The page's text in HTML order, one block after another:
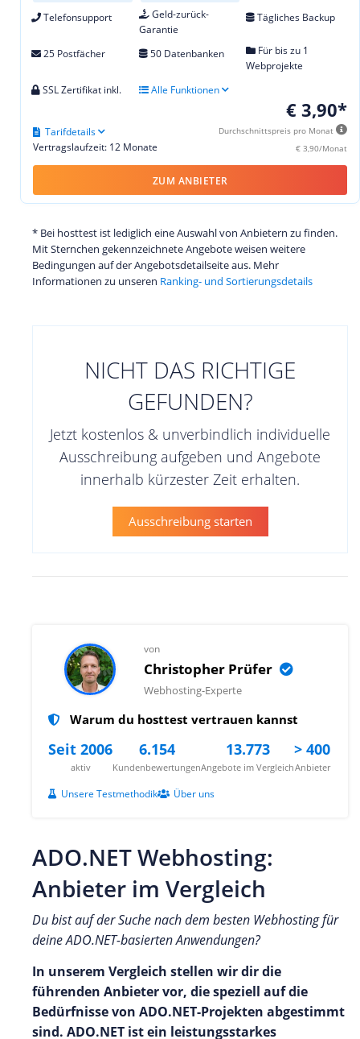
Telefonsupport
Geld-zurück-
Garantie
Tägliches Backup
25 Postfächer 50 Datenbanken
Für bis zu 1
Webprojekte
SSL Zertifikat inkl.
Alle Funktionen
€ 3,90*
Durchschnittspreis pro Monat
€ 3,90/Monat
Vertragslaufzeit: 12 Monate
Tarifdetails
ZUM ANBIETER
* Bei hosttest ist lediglich eine Auswahl von Anbietern zu finden.
Mit Sternchen gekennzeichnete Angebote weisen weitere
Bedingungen auf der Angebotsdetailseite aus. Mehr
Informationen zu unseren Ranking- und Sortierungsdetails
NICHT DAS RICHTIGE
GEFUNDEN?
Jetzt kostenlos & unverbindlich individuelle
Ausschreibung aufgeben und Angebote
innerhalb kürzester Zeit erhalten.
Ausschreibung starten
von
Christopher Prüfer
Webhosting-Experte
Warum du hosttest vertrauen kannst
Seit 2006
aktiv
6.154
Kundenbewertungen
13.773
Angebote im Vergleich
> 400
Anbieter
Unsere Testmethodik Über uns
ADO.NET Webhosting:
Anbieter im Vergleich
Du bist auf der Suche nach dem besten Webhosting für
deine ADO.NET-basierten Anwendungen?
In unserem Vergleich stellen wir dir die
führenden Anbieter vor, die speziell auf die
Bedürfnisse von ADO.NET-Projekten abgestimmt
sind. ADO.NET ist ein leistungsstarkes